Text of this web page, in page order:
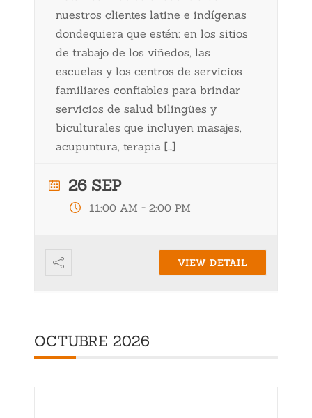
nuestros clientes latine e indígenas
dondequiera que estén: en los sitios
de trabajo de los viñedos, las
escuelas y los centros de servicios
familiares confiables para brindar
servicios de salud bilingües y
biculturales que incluyen masajes,
acupuntura, terapia […]
26 SEP
11:00 AM - 2:00 PM
VIEW DETAIL
OCTUBRE 2026